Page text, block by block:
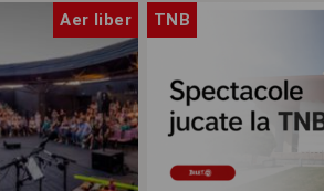
Aer liber TNB